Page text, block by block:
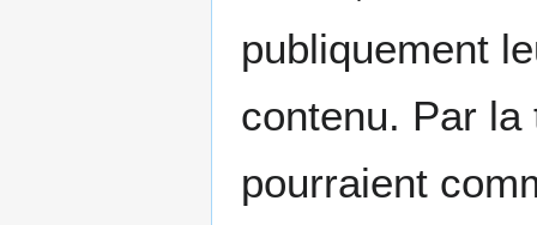
publiquement
contenu. Par
pourraient